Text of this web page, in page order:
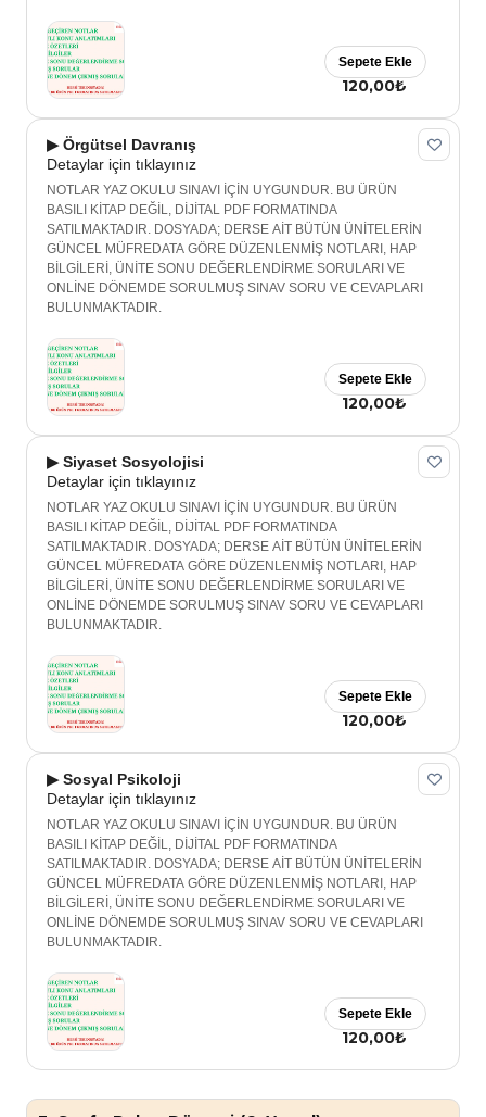
120,00₺
Sepete Ekle
▶ Örgütsel Davranış
Detaylar için tıklayınız
NOTLAR YAZ OKULU SINAVI İÇİN UYGUNDUR. BU ÜRÜN
BASILI KİTAP DEĞİL, DİJİTAL PDF FORMATINDA
SATILMAKTADIR. DOSYADA; DERSE AİT BÜTÜN ÜNİTELERİN
GÜNCEL MÜFREDATA GÖRE DÜZENLENMİŞ NOTLARI, HAP
BİLGİLERİ, ÜNİTE SONU DEĞERLENDİRME SORULARI VE
ONLİNE DÖNEMDE SORULMUŞ SINAV SORU VE CEVAPLARI
BULUNMAKTADIR.
120,00₺
Sepete Ekle
▶ Siyaset Sosyolojisi
Detaylar için tıklayınız
NOTLAR YAZ OKULU SINAVI İÇİN UYGUNDUR. BU ÜRÜN
BASILI KİTAP DEĞİL, DİJİTAL PDF FORMATINDA
SATILMAKTADIR. DOSYADA; DERSE AİT BÜTÜN ÜNİTELERİN
GÜNCEL MÜFREDATA GÖRE DÜZENLENMİŞ NOTLARI, HAP
BİLGİLERİ, ÜNİTE SONU DEĞERLENDİRME SORULARI VE
ONLİNE DÖNEMDE SORULMUŞ SINAV SORU VE CEVAPLARI
BULUNMAKTADIR.
120,00₺
Sepete Ekle
▶ Sosyal Psikoloji
Detaylar için tıklayınız
NOTLAR YAZ OKULU SINAVI İÇİN UYGUNDUR. BU ÜRÜN
BASILI KİTAP DEĞİL, DİJİTAL PDF FORMATINDA
SATILMAKTADIR. DOSYADA; DERSE AİT BÜTÜN ÜNİTELERİN
GÜNCEL MÜFREDATA GÖRE DÜZENLENMİŞ NOTLARI, HAP
BİLGİLERİ, ÜNİTE SONU DEĞERLENDİRME SORULARI VE
ONLİNE DÖNEMDE SORULMUŞ SINAV SORU VE CEVAPLARI
BULUNMAKTADIR.
120,00₺
Sepete Ekle